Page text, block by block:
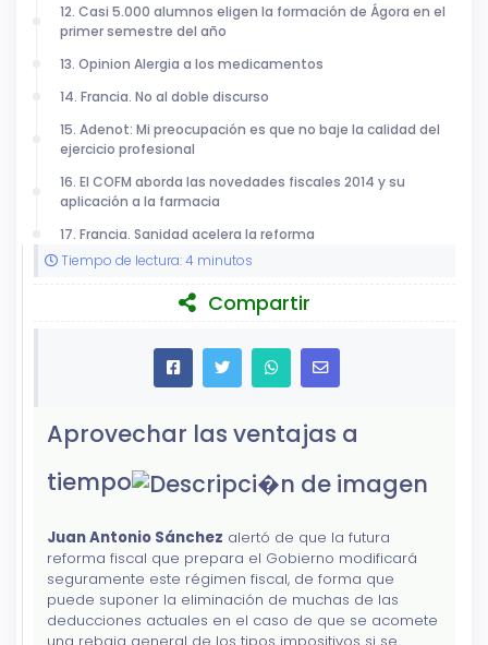
12. Casi 5.000 alumnos eligen la formación de Ágora en el
primer semestre del año
13. Opinion Alergia a los medicamentos
14. Francia. No al doble discurso
15. Adenot: Mi preocupación es que no baje la calidad del
ejercicio profesional
16. El COFM aborda las novedades fiscales 2014 y su
aplicación a la farmacia
17. Francia. Sanidad acelera la reforma
Tiempo de lectura: 4 minutos
Compartir
Aprovechar las ventajas a
tiempo
Juan Antonio Sánchez alertó de que la futura
reforma fiscal que prepara el Gobierno modificará
seguramente este régimen fiscal, de forma que
puede suponer la eliminación de muchas de las
deducciones actuales en el caso de que se acomete